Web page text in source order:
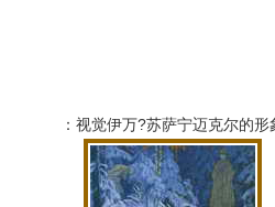
：视觉伊万?苏萨宁迈克尔的形